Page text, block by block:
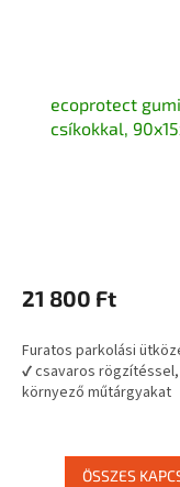
ecoprotect
csíkokkal,
21 800 Ft
Furatos parkolási
✔ csavaros
környező műtárgyakat
ÖSSZES